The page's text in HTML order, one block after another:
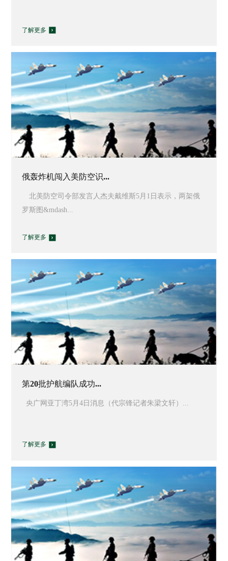
了解更多
俄轰炸机闯入美防空识...
北美防空司令部发言人杰夫戴维斯5月1日表示，两架俄
罗斯图&mdash...
了解更多
第20批护航编队成功...
央广网亚丁湾5月4日消息（代宗锋记者朱梁文轩）...
了解更多